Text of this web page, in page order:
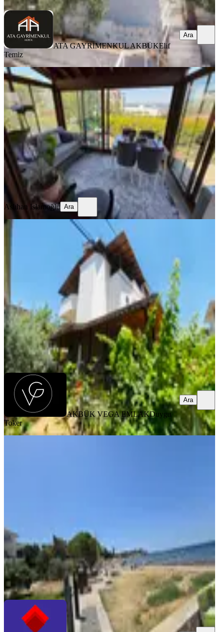
ATA GAYRİMENKUL AKBÜKElif
Temiz
Ara
MANZARALI
Tasarım Ödüllü Sitede Villa Tadında
2+1 Kış Bahçeli Daire
Didim, Akbük Mahallesi
2+2
·110 m²·Bahçe katı·28.07.2026
7.450.000 ₺
Aslıhan İslamoğlu
Ara
Aslıhan İslamoğlu Ara
SİTE İÇİ
Denize 200m Mesafede 3+1 Bahçeli
Yazlık Bu Konum Kaçmaz
Didim, Akbük Mahallesi
3+1
·150 m² Bahçe katı·27.07.2026
7.999.999 ₺
AKBÜK VEGA EMLAK Duygu Toker
Ara
AKBÜK VEGA EMLAKDuygu
Toker
Ara
TOROS GAYRİMENKULİsmet Arı
Ara